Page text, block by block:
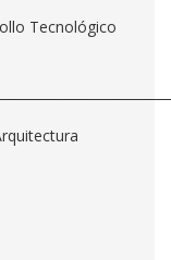
Tecnológico